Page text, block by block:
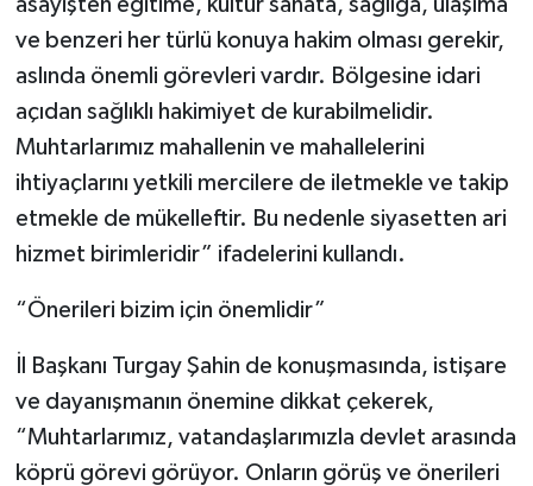
ve benzeri her türlü konuya hakim olması gerekir,
aslında önemli görevleri vardır. Bölgesine idari
açıdan sağlıklı hakimiyet de kurabilmelidir.
Muhtarlarımız mahallenin ve mahallelerini
ihtiyaçlarını yetkili mercilere de iletmekle ve takip
etmekle de mükelleftir. Bu nedenle siyasetten ari
hizmet birimleridir” ifadelerini kullandı.
“Önerileri bizim için önemlidir”
İl Başkanı Turgay Şahin de konuşmasında, istişare
ve dayanışmanın önemine dikkat çekerek,
“Muhtarlarımız, vatandaşlarımızla devlet arasında
köprü görevi görüyor. Onların görüş ve önerileri